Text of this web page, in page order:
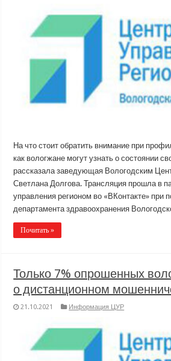
На что стоит обратить внимание при
как вологжане могут узнать о состоянии
рассказала заведующая Вологодским
Светлана Долгова. Трансляция прошла в
управления регионом во «ВКонтакте» при
департамента здравоохранения
Почитать »
Только 7% опрошенных
о дистанционном
21.10.2021 Информация ЦУР